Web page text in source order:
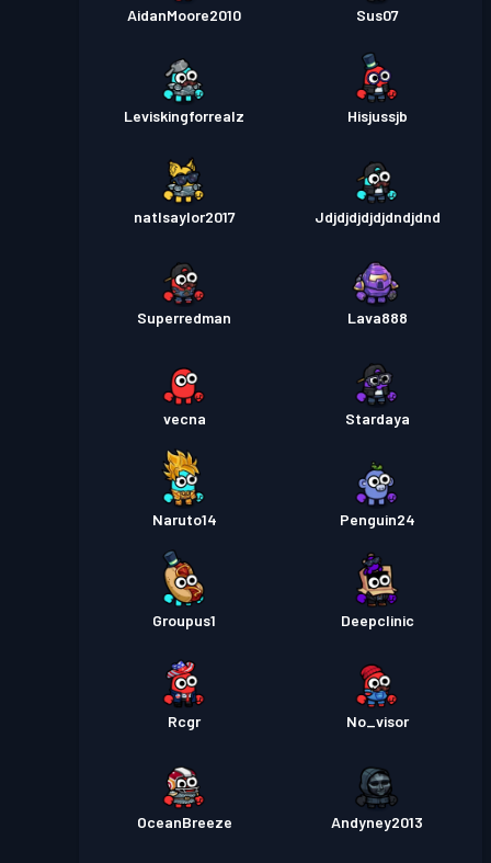
AidanMoore2010 Sus07
Leviskingforrealz Hisjussjb
natlsaylor2017 Jdjdjdjdjdjdndjdnd
Superredman Lava888
vecna Stardaya
Naruto14 Penguin24
Groupus1 Deepclinic
Rcgr No_visor
OceanBreeze Andyney2013